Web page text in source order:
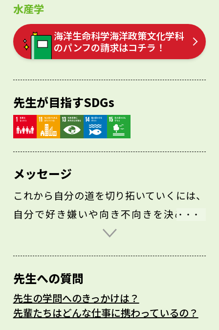
水産学
海洋生命科学海洋政策文化学科
のパンフの請求はコチラ！
先生が目指すSDGs
メッセージ
これから自分の道を切り拓いていくには、
自分で好き嫌いや向き不向きを決めつけ
ず、視野を広げることが大切です。まずは
かということについて関心を持ってくださ
い。それから旅に出て自分の知らない世界
の人々に出会うこともおすすめです。自分
先生への質問
先生の学問へのきっかけは？
先輩たちはどんな仕事に携わっているの？